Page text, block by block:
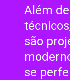
Além
são
se